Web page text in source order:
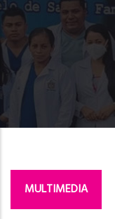
MULTIMEDIA